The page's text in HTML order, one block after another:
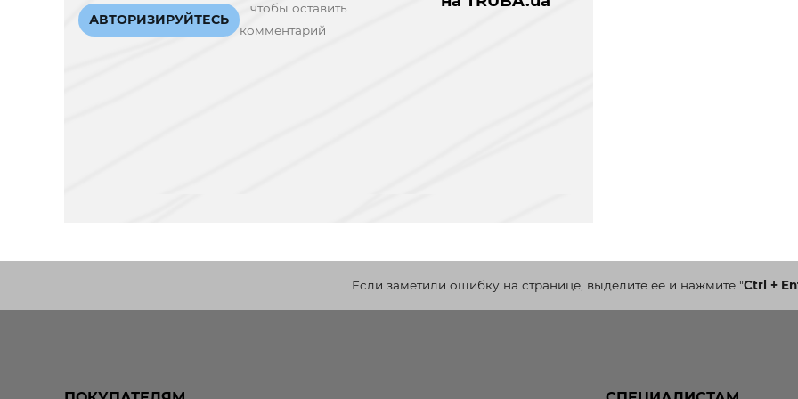
АВТОРИЗИРУЙТЕСЬ
чтобы оставить
комментарий
Если заметили ошибку на странице, выделите ее и нажмите"Ctrl +